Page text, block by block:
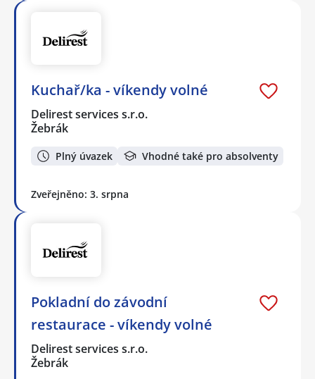
Kuchař/ka - víkendy volné
Delirest services s.r.o.
Žebrák
Plný úvazek Vhodné také pro absolventy
Zveřejněno: 3. srpna
Pokladní do závodní
restaurace - víkendy volné
Delirest services s.r.o.
Žebrák